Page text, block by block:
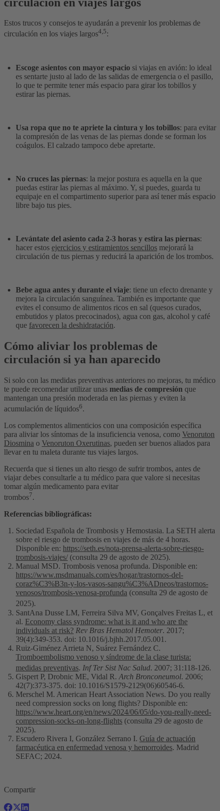
Estos trucos y consejos te ayudarán a prevenir los problemas de
circulación en los viajes largos4,5:
Escoge asientos con mayor espacio si viajas en avión: lo ideal
es sentarte justo al lado de las salidas de emergencia o el pasillo,
lo que te permite tener más espacio para girar los tobillos y
estirar las piernas.
Usa ropa que no te apriete la cintura y los tobillos: para evitar
la compresión de las venas de las piernas donde se forman los
coágulos. El calzado tampoco debe apretarte.
No cruces las piernas: la mejor postura es aquella en la que
puedas estirar las piernas al máximo. Y, si puedes, guarda tu
equipaje en el compartimento superior para así tener más espacio
libre bajo tus pies.
Levántate del asiento cada 2-3 horas y estira las piernas:
hacer estos ejercicios y estiramientos sencillos mejorará la
circulación de tus piernas y reducirá la aparición de los trombos.
Bebe agua antes y durante el viaje: tiene un efecto drenante y
mejora la circulación sanguínea. También es importante que
evites el consumo de alimentos ricos en sal (quesos curados,
embutidos y platos precocinados), agua con gas, alcohol y café
que favorecen la deshidratación.
Cómo aliviar los problemas de
circulación si ya han aparecido
Si solo con las medidas preventivas anteriores no mejoras, tu médico
te puede recomendar utilizar unas medias de compresión que
mantengan una presión moderada en las piernas y eviten la
acumulación de líquidos6.
Los complementos alimenticios con una composición específica
para aliviar los síntomas de la insuficiencia venosa, como Venoruton
Diosmina o Venoruton Oxerutinas, pueden ser buenos aliados para
llevar en tu maleta durante tus viajes largos.
Recuerda que si tienes un alto riesgo de sufrir trombos, antes de
viajar debes consultarle a tu médico para que valore si necesitas
tomar algún medicamento para evitar
trombos7.
Referencias bibliográficas:
Sociedad Española de Trombosis y Hemostasia. La SETH alerta
sobre el riesgo de trombosis en viajes de más de 4 horas.
Disponible en: https://seth.es/nota-prensa-alerta-sobre-riesgo-
trombosis-viajes/ (consulta 29 de agosto de 2025).
Manual MSD. Trombosis venosa profunda. Disponible en:
https://www.msdmanuals.com/es/hogar/trastornos-del-
coraz%C3%B3n-y-los-vasos-sangu%C3%ADneos/trastornos-
venosos/trombosis-venosa-profunda (consulta 29 de agosto de
2025).
SantAna Dusse LM, Ferreira Silva MV, Gonçalves Freitas L, et
al. Economy class syndrome: what is it and who are the
individuals at risk? Rev Bras Hematol Hemoter. 2017;
39(4):349-353. doi: 10.1016/j.bjhh.2017.05.001.
Ruiz-Giménez Arrieta N, Suárez Fernández C.
Tromboembolismo venoso y síndrome de la clase turista:
medidas preventivas. Inf Ter Sist Nac Salud. 2007; 31:118-126.
Gispert P, Drobnic ME, Vidal R. Arch Bronconeumol. 2006;
42(7):373-375. doi: 10.1016/S1579-2129(06)60546-6.
Merschel M. American Heart Association News. Do you really
need compression socks on long flights? Disponible en:
https://www.heart.org/en/news/2024/06/05/do-you-really-need-
compression-socks-on-long-flights (consulta 29 de agosto de
2025).
Escudero Rivera I, González Serrano I. Guía de actuación
farmacéutica en enfermedad venosa y hemorroides. Madrid
SEFAC; 2024.
Compartir